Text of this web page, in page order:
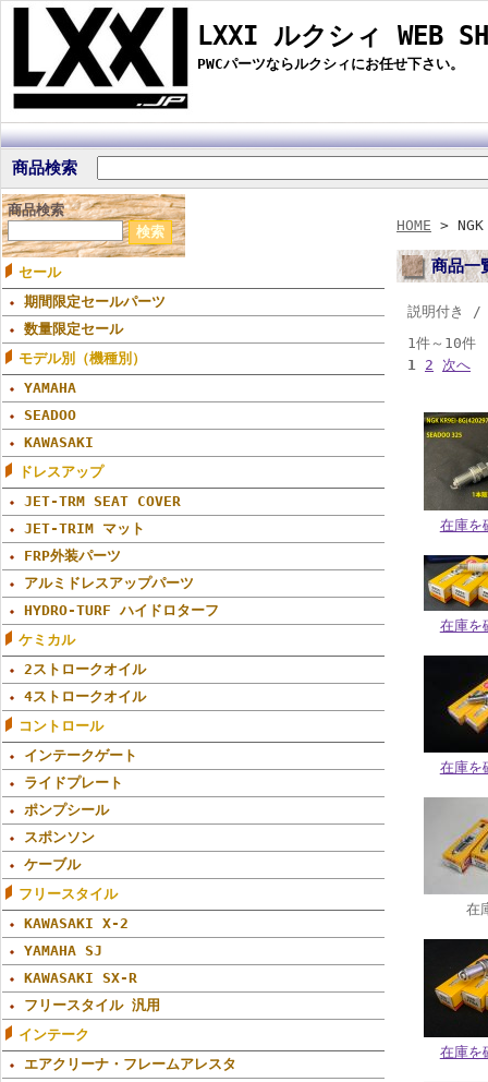
LXXI ルクシィ WEB
PWCパーツならルクシィにお任せ下さい。
商品検索
商品検索
セール
期間限定セールパーツ
数量限定セール
モデル別（機種別）
YAMAHA
SEADOO
KAWASAKI
ドレスアップ
JET-TRM SEAT COVER
JET-TRIM マット
FRP外装パーツ
アルミドレスアップパーツ
HYDRO-TURF ハイドロターフ
ケミカル
2ストロークオイル
4ストロークオイル
コントロール
インテークゲート
ライドプレート
ポンプシール
スポンソン
ケーブル
フリースタイル
KAWASAKI X-2
YAMAHA SJ
KAWASAKI SX-R
フリースタイル 汎用
インテーク
エアクリーナ・フレームアレスタ
HOME > NGK
商品一
説明付き
1件～10件
1 2 次へ
在庫を
在庫を
在庫を
在
在庫を